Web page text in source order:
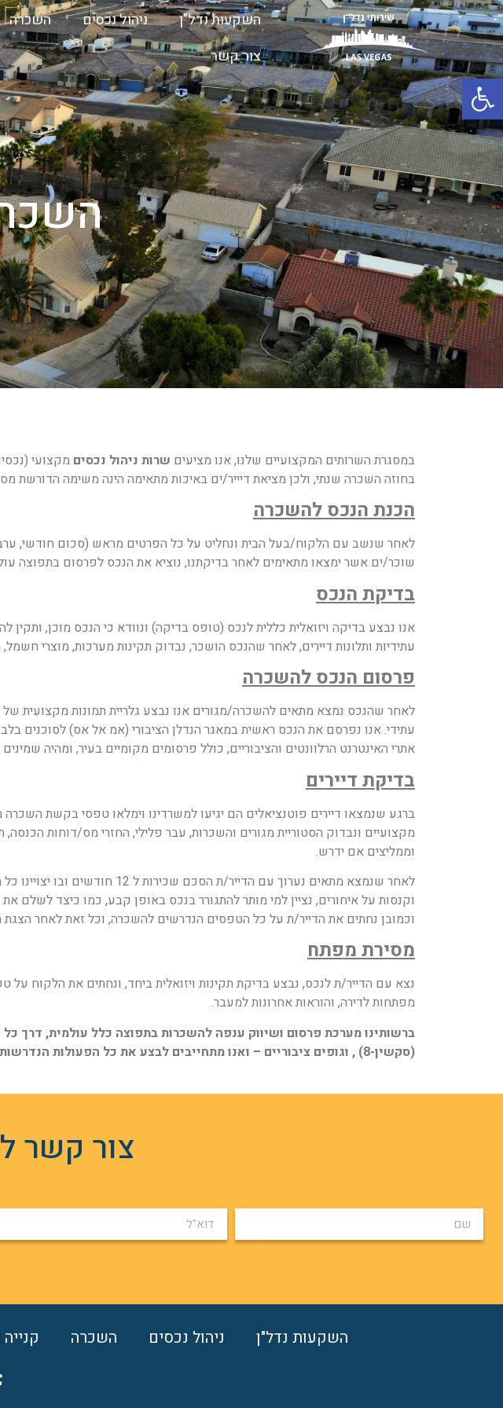
פתח סרגל נגישות
השקעות נדל"ן ניהול נכסים השכרה
צור קשר
במסגרת השרותים המקצועיים שלנו, אנו מציעים שרות ניהול נכסים מקצועי
בחוזה השכרה שנתי, ולכן מציאת דיייר/ים באיכות מתאימה הינה משימה
הכנת הנכס להשכרה
לאחר שנשב עם הלקוח/בעל הבית ונחליט על כל הפרטים מראש (סכום חודשי,
שוכר/ים אשר ימצאו מתאימים לאחר בדיקתנו, נוציא את הנכס לפרסום בתפוצה
בדיקת הנכס
אנו נבצע בדיקה ויזואלית כללית לנכס (טופס בדיקה) ונוודא כי הנכס מוכן,
עתידיות ותלונות דיירים, לאחר שהנכס הושכר, נבדוק תקינות מערכות, מוצרי
פרסום הנכס להשכרה
אתרי האינטרנט הרלוונטים והציבוריים, כולל פרסומים מקומיים בעיר, ומהיה
בדיקת דיירים
ברגע שנמצאו דיירים פוטנציאלים הם יגיעו למשרדינו וימלאו טפסי בקשת
מקצועיים ונבדוק הסטוריית מגורים והשכרות, עבר פלילי, החזרי מס/דוחות
וממליצים אם ידרש.
לאחר שנמצא מתאים נערוך עם
וקנסות על איחורים, נציין למי מותר להתגורר בנכס באופן קבע, כמו כיצד לשלם
וכמובן נחתים את הדייר/ת על כל הטפסים הנדרשים להשכרה, וכל זאת לאחר
מסירת מפתח
נצא עם הדייר/ת לנכס, נבצע בדיקת תקינות ויזואלית ביחד, ונחתים את הלקוח
מפתחות לדירה, והוראות אחרונות למעבר.
ברשותינו מערכת פרסום ושיווק ענפה להשכרות בתפוצה כלל עולמית, דרך
(סקשין-8) , וגופים ציבוריים – ואנו מתחייבים לבצע את כל הפעולות הנדרשות להבטיח השכרה מוצלחת ומאובטחת לכל נכס באשר הוא
צור קשר
השקעות נדל"ן ניהול נכסים השכרה